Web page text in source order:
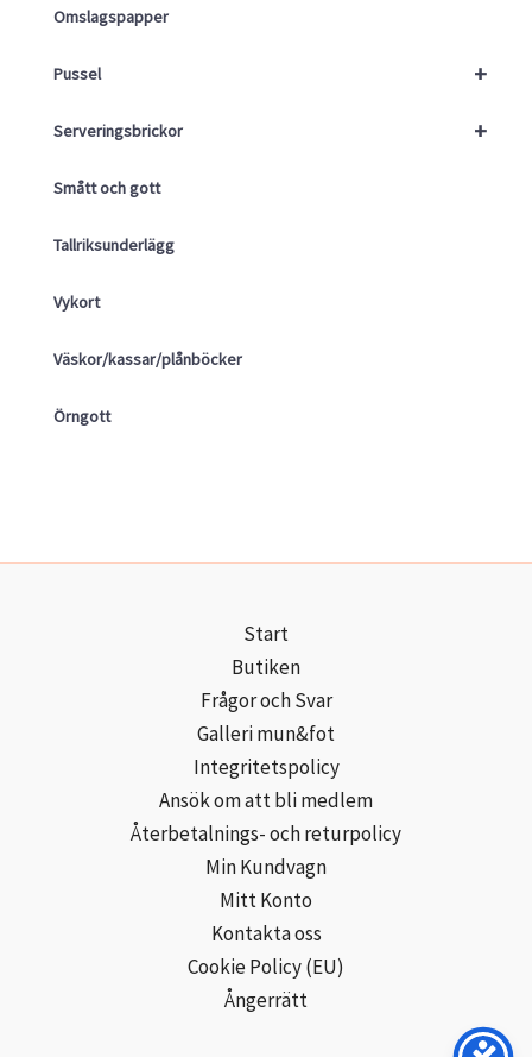
Omslagspapper
+
Pussel
+
Serveringsbrickor
Smått och gott
Tallriksunderlägg
Vykort
Väskor/kassar/plånböcker
Örngott
Start
Butiken
Frågor och Svar
Galleri mun&fot
Integritetspolicy
Ansök om att bli medlem
Återbetalnings- och returpolicy
Min Kundvagn
Mitt Konto
Kontakta oss
Cookie Policy (EU)
Ångerrätt